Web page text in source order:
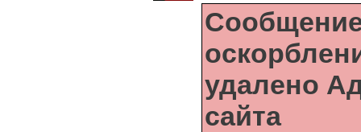
удалено
сайта